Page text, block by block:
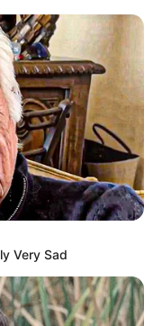
les choses
Very Sad